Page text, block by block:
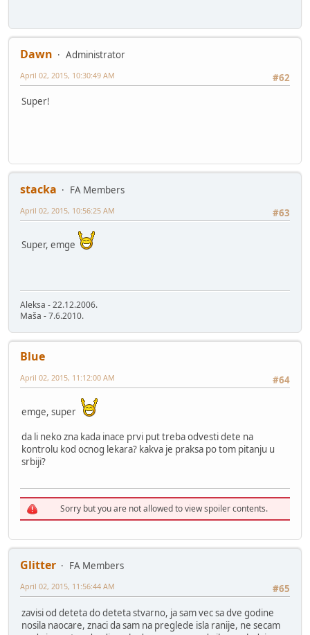
Dawn
Administrator
#62
April 02, 2015, 10:30:49 AM
Super!
stacka
FA Members
#63
April 02, 2015, 10:56:25 AM
Super, emge
Aleksa - 22.12.2006.
Maša - 7.6.2010.
Blue
#64
April 02, 2015, 11:12:00 AM
emge, super
da li neko zna kada inace prvi put treba odvesti dete na
kontrolu kod ocnog lekara? kakva je praksa po tom pitanju u
srbiji?
Sorry but you are not allowed to view spoiler contents.
Glitter
FA Members
#65
April 02, 2015, 11:56:44 AM
zavisi od deteta do deteta stvarno, ja sam vec sa dve godine
nosila naocare, znaci da sam na preglede isla ranije, ne secam